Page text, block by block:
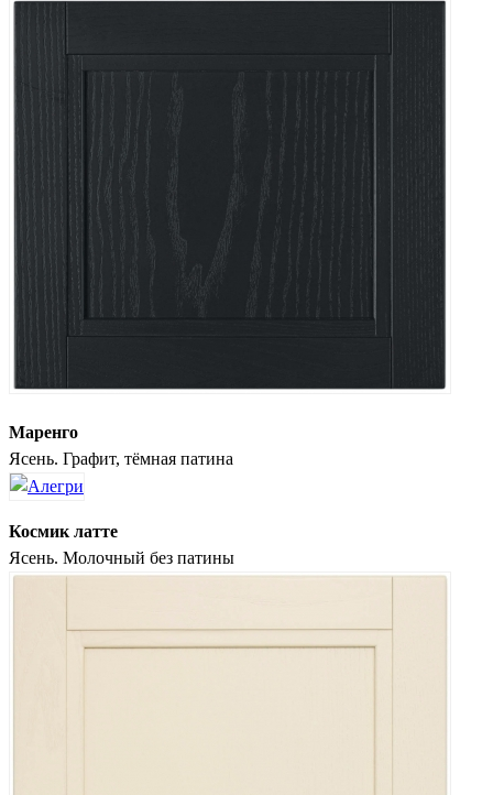
Маренго
Ясень. Графит, тёмная патина
Космик латте
Ясень. Молочный без патины